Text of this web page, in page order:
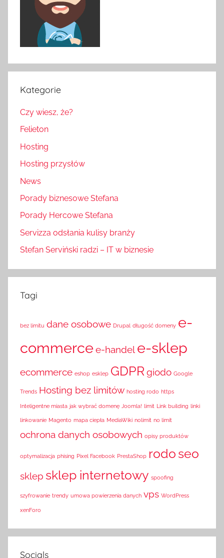
Kategorie
Czy wiesz, że?
Felieton
Hosting
Hosting przysłów
News
Porady biznesowe Stefana
Porady Hercowe Stefana
Servizza odsłania kulisy branży
Stefan Serviński radzi – IT w biznesie
Tagi
bez limitu dane osobowe Drupal długość domeny e-
commercee-handel e-sklep
ecommerce eshop esklep GDPRgiodo Google
Trends Hosting bez limitów hosting rodo https
Inteligentne miasta jak wybrać domenę Joomla! limit Link building linki
linkowanie Magento mapa ciepła MediaWiki nolimit no limit
ochrona danych osobowych opisy produktów
optymalizacja phising Pixel Facebook PrestaShop rodo seo
sklep sklep internetowy spoofing
szyfrowanie trendy umowa powierzenia danych vps WordPress
xenForo
Socials